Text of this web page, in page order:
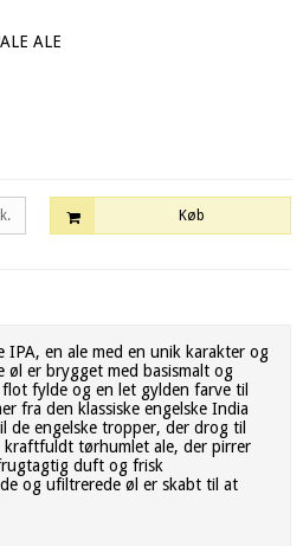
ALE
Køb
IPA, en ale med en unik karakter og
øl er brygget med basismalt og
fylde og en let gylden farve til
fra den klassiske engelske India
de engelske tropper, der drog til
kraftfuldt tørhumlet ale, der pirrer
duft og frisk
og ufiltrerede øl er skabt til at